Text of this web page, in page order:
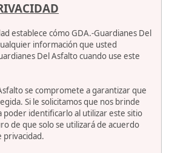
establece cómo GDA.-Guardianes Del
información que usted
Del Asfalto cuando use este
se compromete a garantizar que
Si le solicitamos que nos brinde
poder identificarlo al utilizar este sitio
de que solo se utilizará de acuerdo
privacidad.